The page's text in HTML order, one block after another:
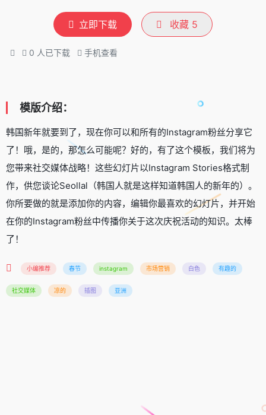
立即下载 收藏 5
0 人已下载 手机查看
模版介绍：
韩国新年就要到了，现在你可以和所有的Instagram粉丝分享它
了！哦，是的，那怎么可能呢？好的，有了这个模板，我们将为
您带来社交媒体战略！这些幻灯片以Instagram Stories格式制
作，供您谈论Seollal（韩国人就是这样知道韩国人的新年的）。
你所要做的就是添加你的内容，编辑你最喜欢的幻灯片，并开始
在你的Instagram粉丝中传播你关于这次庆祝活动的知识。太棒
了！
小编推荐 春节 instagram 市场营销 白色 有趣的
社交媒体 凉的 插图 亚洲